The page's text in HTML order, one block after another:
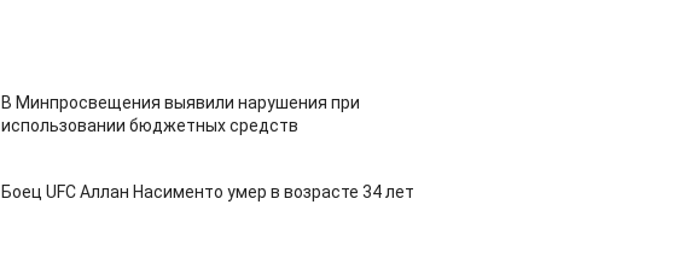
В Минпросвещения выявили нарушения при
использовании бюджетных средств
Боец UFC Аллан Насименто умер в возрасте 34 лет